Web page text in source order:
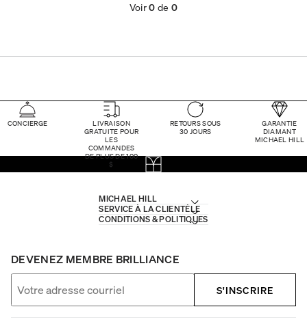
Voir0 de 0
CONCIERGE
LIVRAISON
GRATUITE POUR
LES
COMMANDES
DE PLUS DE 100
$
RETOURS SOUS
30 JOURS
GARANTIE
DIAMANT
MICHAEL HILL
MICHAEL HILL
SERVICE À LA CLIENTÈLE
CONDITIONS & POLITIQUES
DEVENEZ MEMBRE BRILLIANCE
S'INSCRIRE